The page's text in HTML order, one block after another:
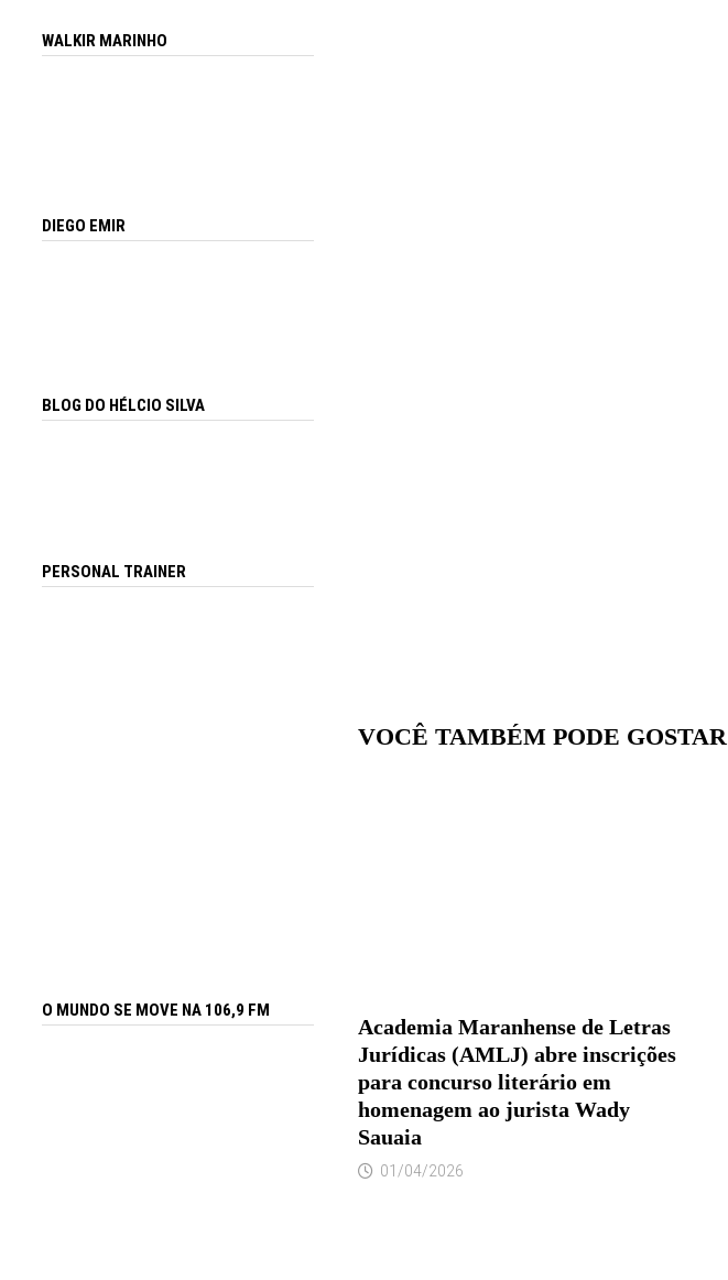
VOCÊ TAMBÉM PODE GOSTAR
Academia Maranhense de Letras
Jurídicas (AMLJ) abre inscrições
para concurso literário em
homenagem ao jurista Wady
Sauaia
01/04/2026
WALKIR MARINHO
DIEGO EMIR
BLOG DO HÉLCIO SILVA
PERSONAL TRAINER
O MUNDO SE MOVE NA 106,9 FM